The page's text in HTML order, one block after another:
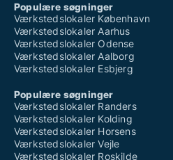
Populære søgninger
Værkstedslokaler København
Værkstedslokaler Aarhus
Værkstedslokaler Odense
Værkstedslokaler Aalborg
Værkstedslokaler Esbjerg
Populære søgninger
Værkstedslokaler Randers
Værkstedslokaler Kolding
Værkstedslokaler Horsens
Værkstedslokaler Vejle
Værkstedslokaler Roskilde